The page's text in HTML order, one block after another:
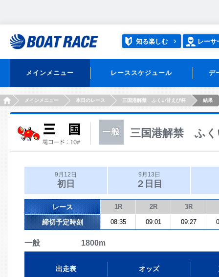
知る楽しむ レーサ
メインメニュー レーススケジュール デ
HOMEメインメニュー 本日のレース 三国港解禁 ふくい甘えび杯 結果
三国港解禁 ふく
9月12日
初日
9月13日
２日目
レース 1R 2R 3R
締切予定時刻 08:35 09:01 09:27
一般 1800m
出走表 オッズ